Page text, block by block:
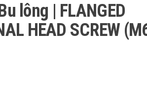
lông | FLANGED
HEAD SCREW